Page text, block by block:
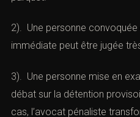
2). Une personne
immédiate peut être jugée
3). Une personne mise en
débat sur la détention
cas, l’avocat pénaliste